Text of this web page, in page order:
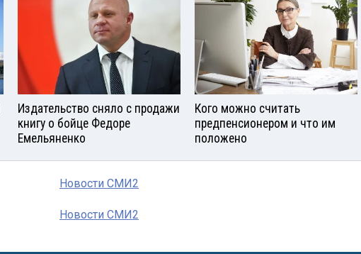
Издательство сняло с продажи
книгу о бойце Федоре
Емельяненко
Кого можно считать
предпенсионером и что им
положено
Новости СМИ2
Новости СМИ2